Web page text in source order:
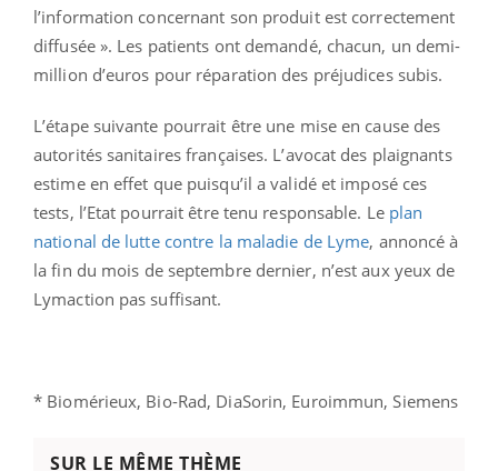
l’information concernant son produit est correctement
diffusée ». Les patients ont demandé, chacun, un demi-
million d’euros pour réparation des préjudices subis.
L’étape suivante pourrait être une mise en cause des
autorités sanitaires françaises. L’avocat des plaignants
estime en effet que puisqu’il a validé et imposé ces
tests, l’Etat pourrait être tenu responsable. Le plan
national de lutte contre la maladie de Lyme, annoncé à
la fin du mois de septembre dernier, n’est aux yeux de
Lymaction pas suffisant.
* Biomérieux, Bio-Rad, DiaSorin, Euroimmun, Siemens
SUR LE MÊME THÈME